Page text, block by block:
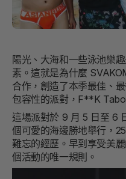
陽光、大海和一些泳池樂
素。這就是為什麼
合作，創造了本季最佳、
包容性的派對，F**K
這場派對於 9 月 5 日至 6
個可愛的海邊勝地舉行，
難忘的經歷。早到享受美
個活動的唯一規則。